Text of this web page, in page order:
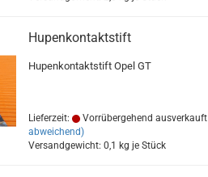
Hupenkontaktstift
Hupenkontaktstift Opel GT
Lieferzeit: Vorrübergehend ausverkauft
abweichend)
Versandgewicht: 0,1 kg je Stück